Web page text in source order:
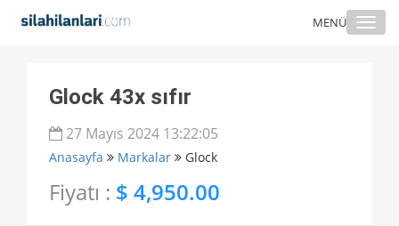
MENÜ
Glock 43x sıfır
27 Mayıs 2024 13:22:05
Anasayfa Markalar Glock
Fiyatı : $ 4,950.00